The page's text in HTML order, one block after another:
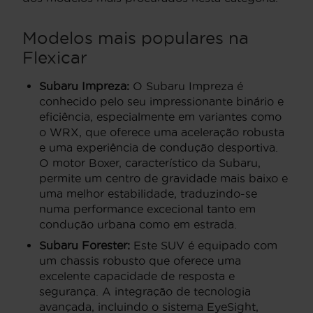
Modelos mais populares na
Flexicar
Subaru Impreza: O Subaru Impreza é
conhecido pelo seu impressionante binário e
eficiência, especialmente em variantes como
o WRX, que oferece uma aceleração robusta
e uma experiência de condução desportiva.
O motor Boxer, característico da Subaru,
permite um centro de gravidade mais baixo e
uma melhor estabilidade, traduzindo-se
numa performance excecional tanto em
condução urbana como em estrada.
Subaru Forester: Este SUV é equipado com
um chassis robusto que oferece uma
excelente capacidade de resposta e
segurança. A integração de tecnologia
avançada, incluindo o sistema EyeSight,